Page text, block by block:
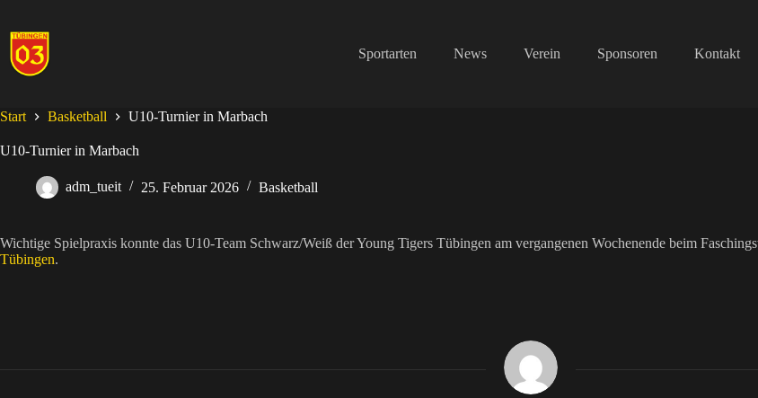
springen
Sportarten
News Verein Sponsoren Kontakt
Start Basketball U10-Turnier in Marbach
U10-Turnier in Marbach
adm_tueit 25. Februar 2026 Basketball
Wichtige Spielpraxis konnte das U10-Team Schwarz/Weiß der Young Tigers Tübingen am vergangenen Wochenende beim
Tübingen.